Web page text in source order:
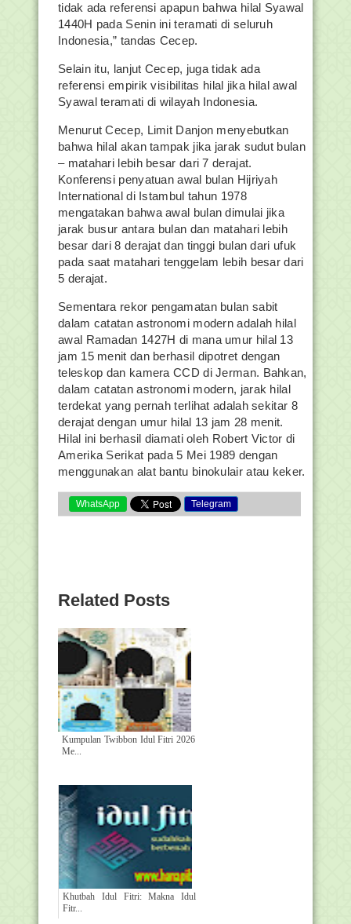
tidak ada referensi apapun bahwa hilal Syawal
1440H pada Senin ini teramati di seluruh
Indonesia,” tandas Cecep.
Selain itu, lanjut Cecep, juga tidak ada
referensi empirik visibilitas hilal jika hilal awal
Syawal teramati di wilayah Indonesia.
Menurut Cecep, Limit Danjon menyebutkan
bahwa hilal akan tampak jika jarak sudut bulan
– matahari lebih besar dari 7 derajat.
Konferensi penyatuan awal bulan Hijriyah
International di Istambul tahun 1978
mengatakan bahwa awal bulan dimulai jika
jarak busur antara bulan dan matahari lebih
besar dari 8 derajat dan tinggi bulan dari ufuk
pada saat matahari tenggelam lebih besar dari
5 derajat.
Sementara rekor pengamatan bulan sabit
dalam catatan astronomi modern adalah hilal
awal Ramadan 1427H di mana umur hilal 13
jam 15 menit dan berhasil dipotret dengan
teleskop dan kamera CCD di Jerman. Bahkan,
dalam catatan astronomi modern, jarak hilal
terdekat yang pernah terlihat adalah sekitar 8
derajat dengan umur hilal 13 jam 28 menit.
Hilal ini berhasil diamati oleh Robert Victor di
Amerika Serikat pada 5 Mei 1989 dengan
menggunakan alat bantu binokulair atau keker.
WhatsApp Telegram
Related Posts
Kumpulan Twibbon Idul Fitri 2026
Me...
Khutbah Idul Fitri: Makna Idul
Fitr...